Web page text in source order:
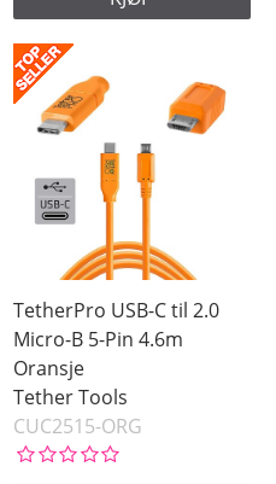
TetherPro USB-C til 2.0
Micro-B 5-Pin 4.6m
Oransje
Tether Tools
CUC2515-ORG